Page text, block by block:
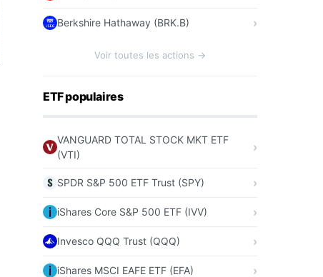
Berkshire Hathaway (BRK.B)
Voir toutes les actions →
ETF populaires
VANGUARD TOTAL STOCK MKT ETF
(VTI)
SPDR S&P 500 ETF Trust (SPY)
iShares Core S&P 500 ETF (IVV)
Invesco QQQ Trust (QQQ)
iShares MSCI EAFE ETF (EFA)